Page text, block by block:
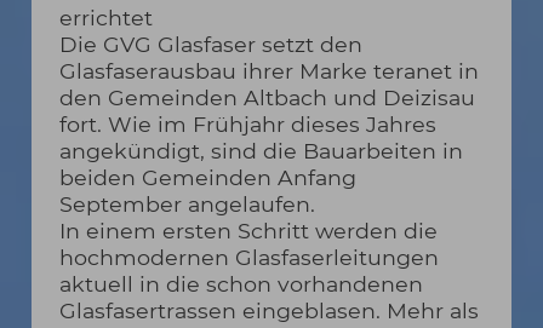
errichtet
Die GVG Glasfaser setzt den
Glasfaserausbau ihrer Marke teranet in
den Gemeinden Altbach und Deizisau
fort. Wie im Frühjahr dieses Jahres
angekündigt, sind die Bauarbeiten in
beiden Gemeinden Anfang
September angelaufen.
In einem ersten Schritt werden die
hochmodernen Glasfaserleitungen
aktuell in die schon vorhandenen
Glasfasertrassen eingeblasen. Mehr als